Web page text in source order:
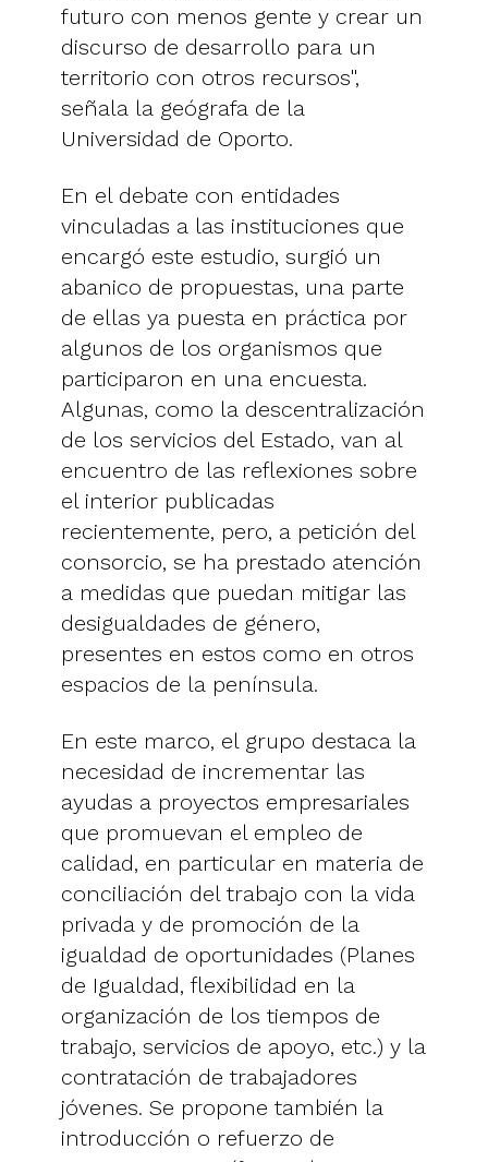
futuro con menos gente y crear un
discurso de desarrollo para un
territorio con otros recursos",
señala la geógrafa de la
Universidad de Oporto.
En el debate con entidades
vinculadas a las instituciones que
encargó este estudio, surgió un
abanico de propuestas, una parte
de ellas ya puesta en práctica por
algunos de los organismos que
participaron en una encuesta.
Algunas, como la descentralización
de los servicios del Estado, van al
encuentro de las reflexiones sobre
el interior publicadas
recientemente, pero, a petición del
consorcio, se ha prestado atención
a medidas que puedan mitigar las
desigualdades de género,
presentes en estos como en otros
espacios de la península.
En este marco, el grupo destaca la
necesidad de incrementar las
ayudas a proyectos empresariales
que promuevan el empleo de
calidad, en particular en materia de
conciliación del trabajo con la vida
privada y de promoción de la
igualdad de oportunidades (Planes
de Igualdad, flexibilidad en la
organización de los tiempos de
trabajo, servicios de apoyo, etc.) y la
contratación de trabajadores
jóvenes. Se propone también la
introducción o refuerzo de